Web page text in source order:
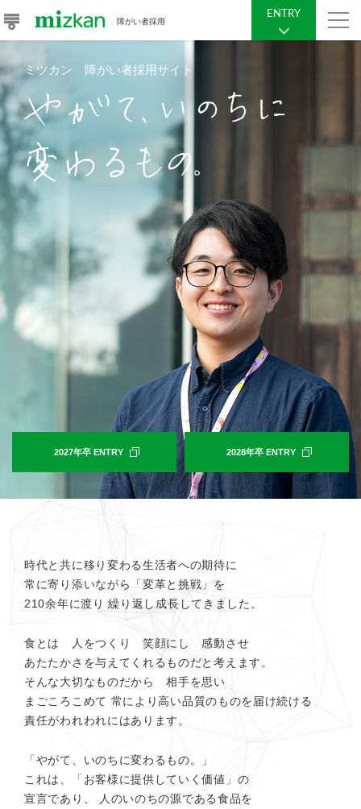
障がい者採用
ENTRY
ミツカン 障がい者採用サイト
2027年卒 ENTRY 2028年卒 ENTRY
時代と共に移り変わる生活者への期待に
常に寄り添いながら「変革と挑戦」を
210余年に渡り 繰り返し成長してきました。
食とは 人をつくり 笑顔にし 感動させ
あたたかさを与えてくれるものだと考えます。
そんな大切なものだから 相手を思い
まごころこめて 常により高い品質のものを届け続ける
責任がわれわれにはあります。
「やがて、いのちに変わるもの。」
これは、「お客様に提供していく価値」の
宣言であり、
人のいのちの源である食品を